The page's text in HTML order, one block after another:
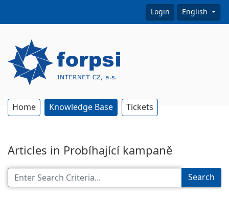
Login English
Home Knowledge Base Tickets
Articles in Probíhající kampaně
Search